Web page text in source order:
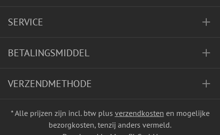
SERVICE
BETALINGSMIDDEL
VERZENDMETHODE
* Alle prijzen zijn incl. btw plus verzendkosten en mogelijke
bezorgkosten, tenzij anders vermeld.